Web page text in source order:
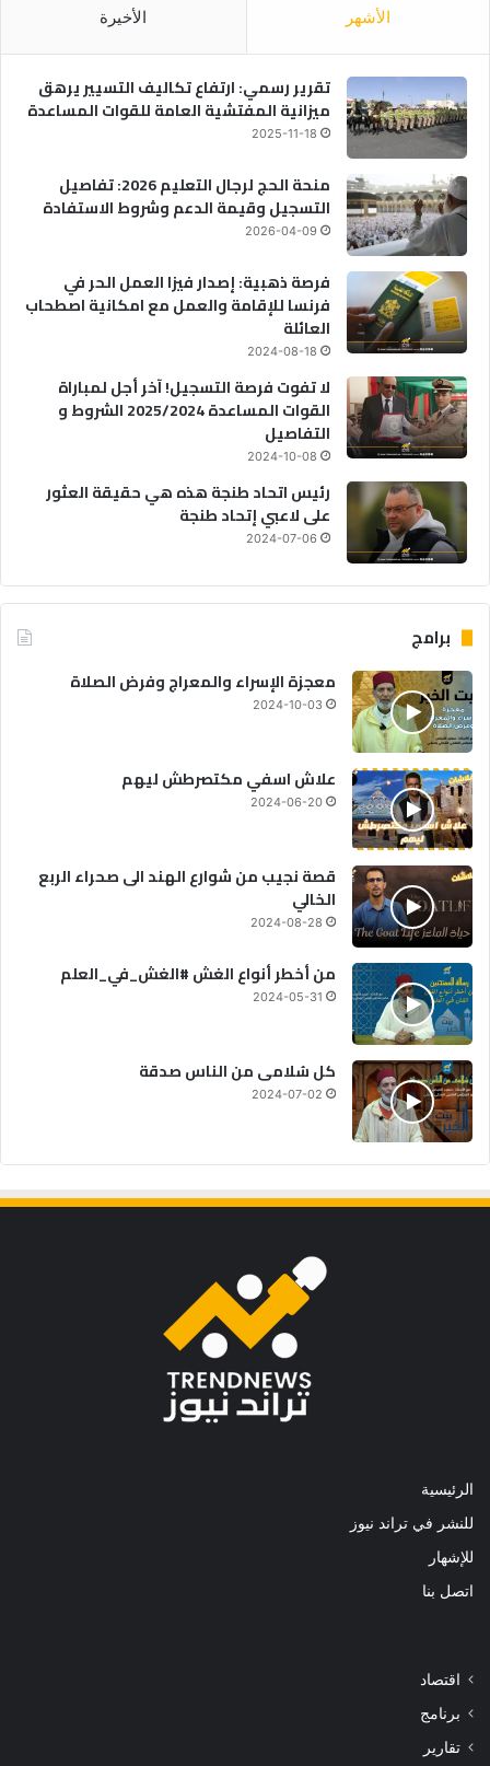
الأشهر الأخيرة
تقرير رسمي: ارتفاع تكاليف التسيير يرهق
ميزانية المفتشية العامة للقوات المساعدة
2025-11-18
منحة الحج لرجال التعليم 2026: تفاصيل
التسجيل وقيمة الدعم وشروط الاستفادة
2026-04-09
فرصة ذهبية: إصدار فيزا العمل الحر في
فرنسا للإقامة والعمل مع امكانية اصطحاب
العائلة
2024-08-18
لا تفوت فرصة التسجيل! آخر أجل لمباراة
القوات المساعدة 2025/2024 الشروط و
التفاصيل
2024-10-08
رئيس اتحاد طنجة هذه هي حقيقة العثور
على لاعبي إتحاد طنجة
2024-07-06
برامج
معجزة الإسراء والمعراج وفرض الصلاة
2024-10-03
علاش اسفي مكتصرطش ليهم
2024-06-20
قصة نجيب من شوارع الهند الى صحراء الربع
الخالي
2024-08-28
من أخطر أنواع الغش #الغش_في_العلم
2024-05-31
كل سُلامى من الناس صدقة
2024-07-02
الرئيسية
للنشر في تراند نيوز
للإشهار
اتصل بنا
اقتصاد
برنامج
تقارير